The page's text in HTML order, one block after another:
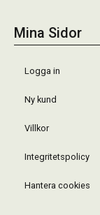
Mina Sidor
Logga in
Ny kund
Villkor
Integritetspolicy
Hantera cookies